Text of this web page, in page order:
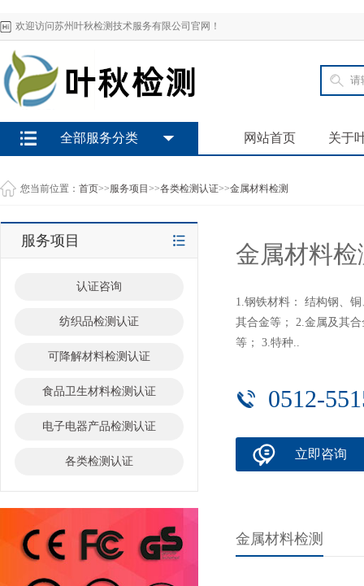
欢迎访问苏州叶秋检测技术服务有限公司官网！
网站首页 关于
全部服务分类
您当前位置： 首页>>服务项目 >>各类检测认证>>金属材料检测
服务项目
认证咨询
纺织品检测认证
可降解材料检测认证
食品卫生材料检测认证
电子电器产品检测认证
各类检测认证
金属材料检
1.钢铁材料： 结构钢、
其合金等； 2.金属及其
等； 3.特种..
0512-
立即咨询
金属材料检测